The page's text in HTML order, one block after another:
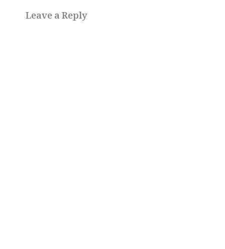
Leave a Reply